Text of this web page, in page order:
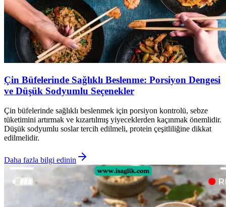
Çin Büfelerinde Sağlıklı Beslenme: Porsiyon Dengesi
ve Düşük Sodyumlu Seçenekler
Çin büfelerinde sağlıklı beslenmek için porsiyon kontrolü, sebze
tüketimini artırmak ve kızartılmış yiyeceklerden kaçınmak önemlidir.
Düşük sodyumlu soslar tercih edilmeli, protein çeşitliliğine dikkat
edilmelidir.
Daha fazla bilgi edinin